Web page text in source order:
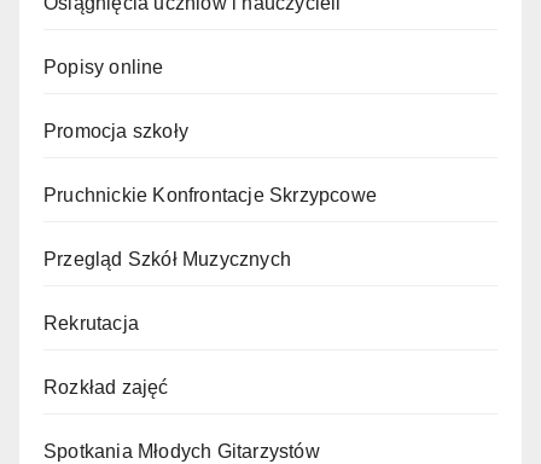
Popisy online
Promocja szkoły
Pruchnickie Konfrontacje Skrzypcowe
Przegląd Szkół Muzycznych
Rekrutacja
Rozkład zajęć
Spotkania Młodych Gitarzystów